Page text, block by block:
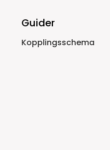
Guider
Kopplingsschema